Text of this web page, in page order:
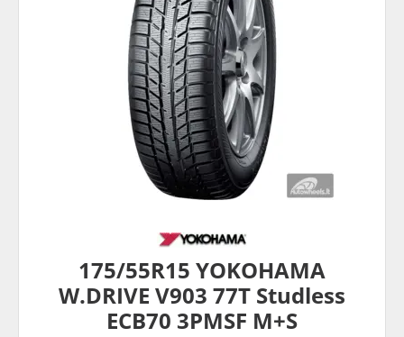
175/55R15 YOKOHAMA
W.DRIVE V903 77T Studless
ECB70 3PMSF M+S